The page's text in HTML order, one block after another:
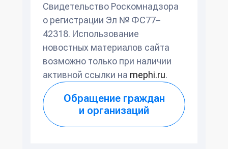
Свидетельство Роскомнадзора
о регистрации Эл № ФС77–
42318. Использование
новостных материалов сайта
возможно только при наличии
активной ссылки на mephi.ru.
Обращение граждан
и организаций